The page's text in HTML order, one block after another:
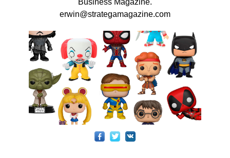
Business Magazine.
erwin@strategamagazine.com